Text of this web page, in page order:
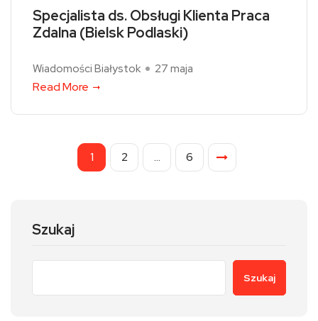
Specjalista ds. Obsługi Klienta Praca
Zdalna (Bielsk Podlaski)
Wiadomości Białystok 27 maja
Read More
1 2 … 6
Szukaj
Szukaj